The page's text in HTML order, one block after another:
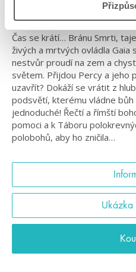
Vítejte zpátky v Táboře
Čas se krátí… Bránu Smrti,
živých a mrtvých ovládla
nestvůr proudí na zem a
světem. Přijdou Percy a jeho
uzavřít? Dokáží se vrátit z
podsvětí, kterému vládne
jednoduché! Řečtí a římští
pomoci a k Táboru
polobohů, aby ho zničila…
Ukázka